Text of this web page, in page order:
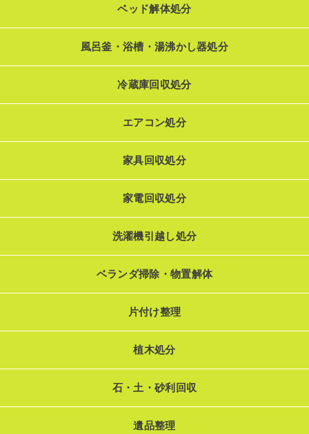
ベッド解体処分
風呂釜・浴槽・湯沸かし器処分
冷蔵庫回収処分
エアコン処分
家具回収処分
家電回収処分
洗濯機引越し処分
ベランダ掃除・物置解体
片付け整理
植木処分
石・土・砂利回収
遺品整理